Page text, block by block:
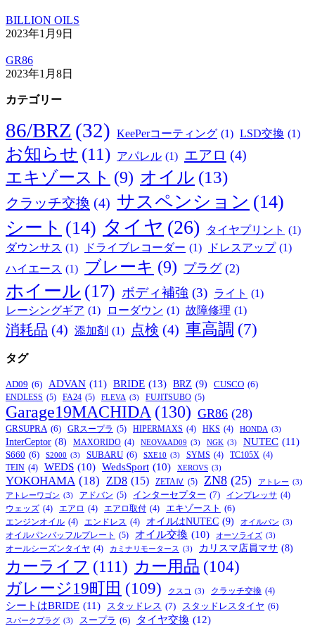
BILLION OILS
2023年1月9日
GR86
2023年1月8日
カテゴリー
86/BRZ (32) KeePerコーティング (1) LSD交換 (1)
お知らせ (11) アパレル (1) エアロ (4)
エキゾースト (9) オイル (13)
クラッチ交換 (4) サスペンション (14)
シート (14) タイヤ (26) タイヤプリント (1)
ダウンサス (1) ドライブレコーダー (1) ドレスアップ (1)
ハイエース (1) ブレーキ (9) プラグ (2)
ホイール (17) ボディ補強 (3) ライト (1)
レーシングギア (1) ローダウン (1) 故障修理 (1)
消耗品 (4) 添加剤 (1) 点検 (4) 車高調 (7)
タグ
AD09 (6) ADVAN (11) BRIDE (13) BRZ (9) CUSCO (6)
ENDLESS (5) FA24 (5) FLEVA (3) FUJITSUBO (5)
Garage19MACHIDA (130) GR86 (28)
GRSUPRA (6) GRスープラ (5) HIPERMAXS (4) HKS (4) HONDA (3)
InterCeptor (8) MAXORIDO (4) NEOVAAD09 (3) NGK (3) NUTEC (11)
S660 (6) S2000 (3) SUBARU (6) SXE10 (3) SYMS (4) TC105X (4)
TEIN (4) WEDS (10) WedsSport (10) XEROVS (3)
YOKOHAMA (18) ZD8 (15) ZETAⅣ (5) ZN8 (25) アトレー (3)
アトレーワゴン (3) アドバン (5) インターセプター (7) インプレッサ (4)
ウェッズ (4) エアロ (4) エアロ取付 (4) エキゾースト (6)
エンジンオイル (4) エンドレス (4) オイルはNUTEC (9) オイルパン (3)
オイルパンバッフルプレート (5) オイル交換 (10) オーソライズ (3)
オールシーズンタイヤ (4) カミナリモータース (3) カリスマ店員マサ (8)
カーライフ (111) カー用品 (104)
ガレージ19町田 (109) クスコ (3) クラッチ交換 (4)
シートはBRIDE (11) スタッドレス (7) スタッドレスタイヤ (6)
スパークプラグ (3) スープラ (6) タイヤ交換 (12)